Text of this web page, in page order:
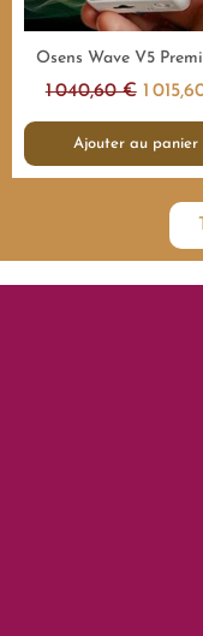
Aperçu rapide
1 040,60 € 1
Ajouter au panier